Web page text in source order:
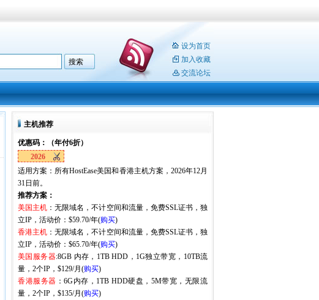
设为首页
加入收藏
交流论坛
主机推荐
优惠码：（年付6折）
2026
适用方案：所有HostEase美国和香港主机方案，2026年12月
31日前。
推荐方案：
美国主机 ：无限域名，不计空间和流量，免费SSL证书，独
立IP，活动价：$59.70/年(购买)
香港主机 ：无限域名，不计空间和流量，免费SSL证书，独
立IP，活动价：$65.70/年(购买)
美国服务器:8GB 内存，1TB HDD，1G独立带宽，10TB流
量，2个IP，$129/月(购买)
香港服务器 ：6G内存，1TB HDD硬盘，5M带宽，无限流
量，2个IP，$135/月(购买)